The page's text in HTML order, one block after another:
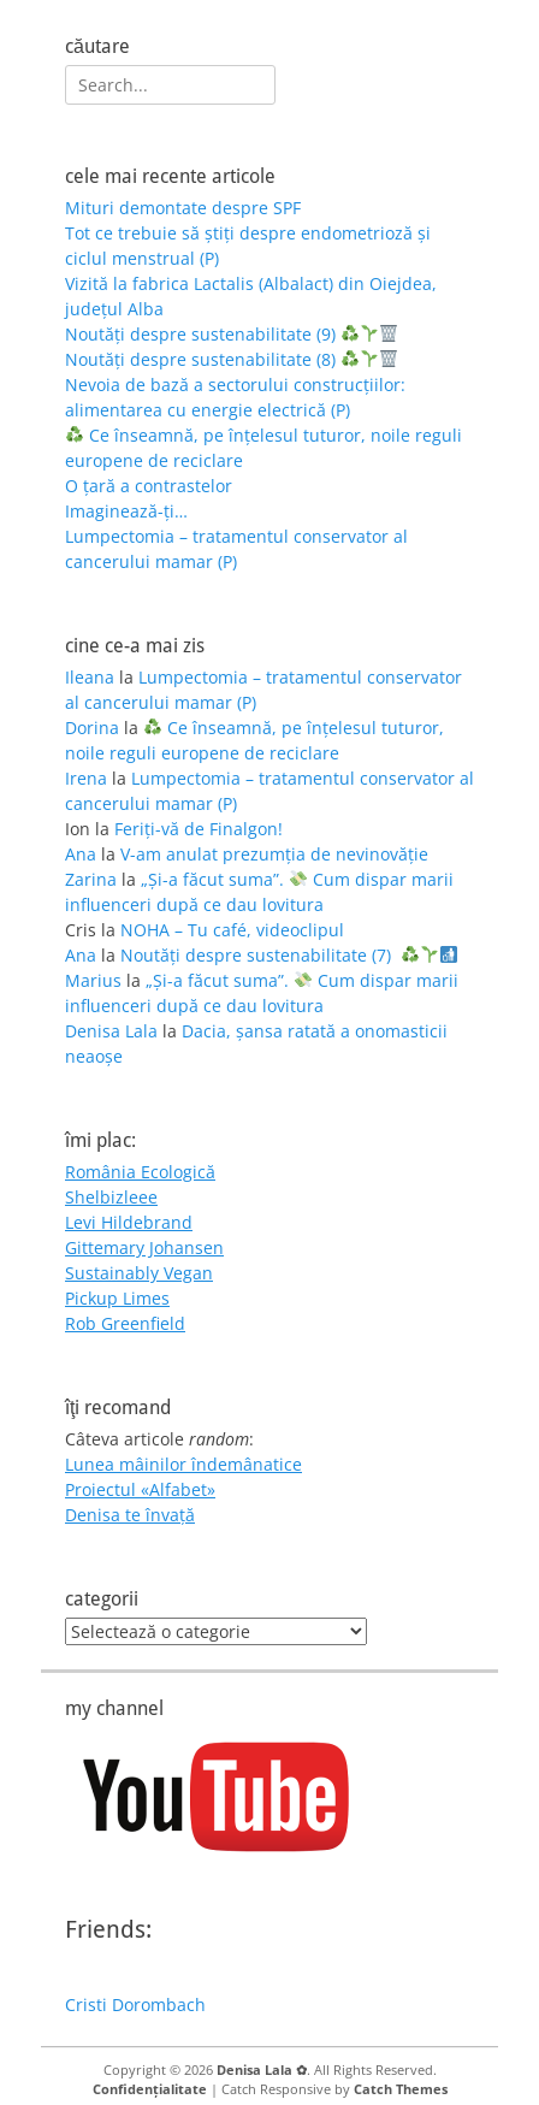
căutare
Search
for:
cele mai recente articole
Mituri demontate despre SPF
Tot ce trebuie să știți despre endometrioză și
ciclul menstrual (P)
Vizită la fabrica Lactalis (Albalact) din Oiejdea,
județul Alba
Noutăți despre sustenabilitate (9)
Noutăți despre sustenabilitate (8)
Nevoia de bază a sectorului construcțiilor:
alimentarea cu energie electrică (P)
Ce înseamnă, pe înțelesul tuturor, noile reguli
europene de reciclare
O țară a contrastelor
Imaginează-ți…
Lumpectomia – tratamentul conservator al
cancerului mamar (P)
cine ce-a mai zis
Ileana la Lumpectomia – tratamentul conservator
al cancerului mamar (P)
Dorina la
Ce înseamnă, pe înțelesul tuturor,
noile reguli europene de reciclare
Irena la Lumpectomia – tratamentul conservator al
cancerului mamar (P)
Ion la Feriţi-vă de Finalgon!
Ana la V-am anulat prezumția de nevinovăție
Zarina la „Și-a făcut suma”.
Cum dispar marii
influenceri după ce dau lovitura
Cris la NOHA – Tu café, videoclipul
Ana la Noutăți despre sustenabilitate (7)
Marius la „Și-a făcut suma”.
Cum dispar marii
influenceri după ce dau lovitura
Denisa Lala la Dacia, șansa ratată a onomasticii
neaoșe
îmi plac:
România Ecologică
Shelbizleee
Levi Hildebrand
Gittemary Johansen
Sustainably Vegan
Pickup Limes
Rob Greenfield
îţi recomand
Câteva articole random:
Lunea mâinilor îndemânatice
Proiectul «Alfabet»
Denisa te învaţă
categorii
categorii
my channel
Friends:
Cristi Dorombach
Copyright © 2026 Denisa Lala ✿. All Rights Reserved.
Confidențialitate | Catch Responsive by Catch Themes